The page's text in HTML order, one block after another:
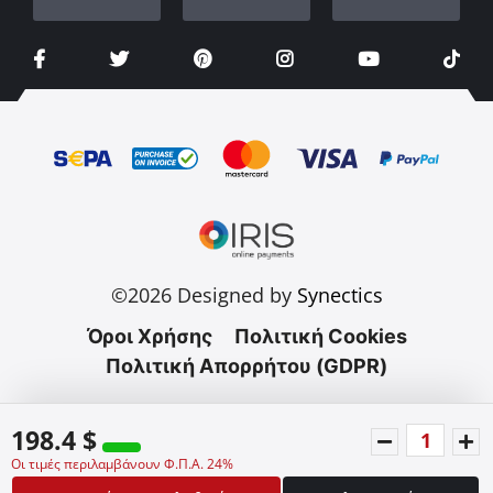
198.4 $
Οι τιμές περιλαμβάνουν Φ.Π.Α. 24%
©2026 Designed by Synectics
Όροι Χρήσης
Πολιτική Cookies
Πολιτική Απορρήτου (GDPR)